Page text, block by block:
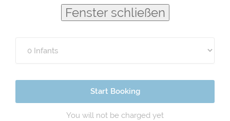
Fenster schließen
Start Booking
You will not be charged yet